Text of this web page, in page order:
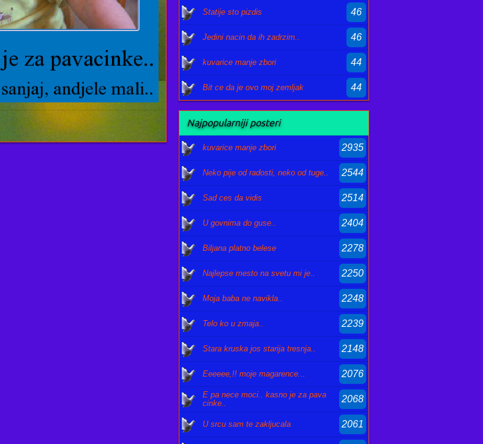
Statije sto pizdis 46
Jedini nacin da ih zadrzim.. 46
kuvarice manje zbori 44
Bit ce da je ovo moj zemljak 44
Najpopularniji posteri
kuvarice manje zbori 2935
Neko pije od radosti, neko od tuge.. 2544
Sad ces da vidis 2514
U govnima do guse.. 2404
Biljana platno belese 2278
Najlepse mesto na svetu mi je.. 2250
Moja baba ne navikla.. 2248
Telo ko u zmaja.. 2239
Stara kruska jos starija tresnja.. 2148
Eeeeee,!! moje magarence... 2076
E pa nece moci.. kasno je za pava
cinke..
2068
U srcu sam te zakljucala 2061